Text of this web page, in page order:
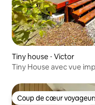
Tiny house ⋅ Victor
Tiny House avec vue
Coup de cœur
Coup de cœur